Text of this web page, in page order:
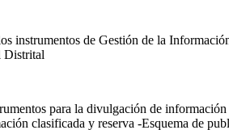
instrumentos de Gestión de la
Distrital
para la divulgación de
clasificada y reserva -Esquema de